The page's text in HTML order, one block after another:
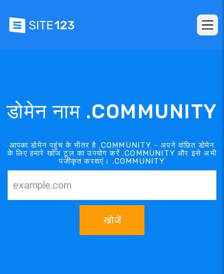
डोमेन नाम .COMMUNITY
आपका डोमेन पहुंच के भीतर है .COMMUNITY - अपने वांछित डोमेन
के लिए हमारे खोज टूल का उपयोग करें .COMMUNITY और इसे अभी
पंजीकृत करवाएं। .COMMUNITY
खोजें